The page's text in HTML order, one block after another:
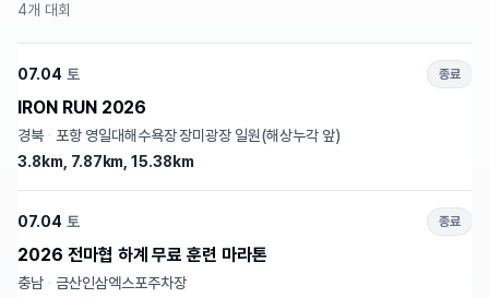
4개 대회
07.04 토 종료
IRON RUN 2026
경북 · 포항 영일대해수욕장 장미광장 일원(해상누각 앞)
3.8km, 7.87km, 15.38km
07.04 토 종료
2026 전마협 하계 무료 훈련 마라톤
충남 · 금산인삼엑스포주차장